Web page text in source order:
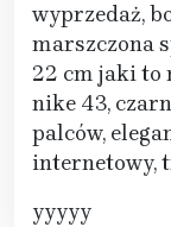
wyprzedaż,
marszczona
22 cm jaki to
nike 43,
palców,
internetowy,
yyyyy